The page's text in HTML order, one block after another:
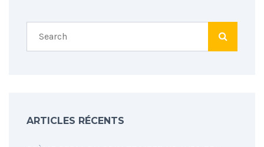
ARTICLES RÉCENTS